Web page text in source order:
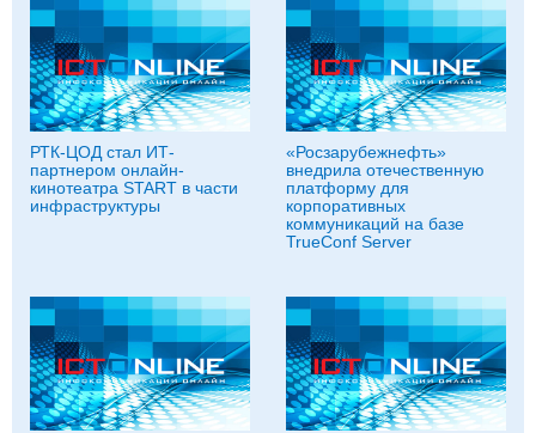
РТК-ЦОД стал ИТ-
партнером онлайн-
кинотеатра START в части
инфраструктуры
«Росзарубежнефть»
внедрила отечественную
платформу для
корпоративных
коммуникаций на базе
TrueConf Server